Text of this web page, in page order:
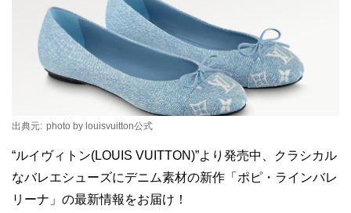
出典元: photo by louisvuitton公式
“ルイヴィトン(LOUIS VUITTON)”より発売中、クラシカル
なバレエシューズにデニム素材の新作「ポピ・ラインバレ
リーナ」の最新情報をお届け！